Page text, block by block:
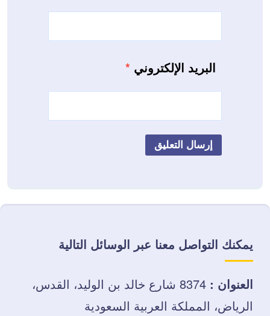
البريد الإلكتروني *
يمكنك التواصل معنا عبر الوسائل التالية
العنوان :
8374 شارع خالد بن الوليد، القدس،
الرياض، المملكة العربية السعودية